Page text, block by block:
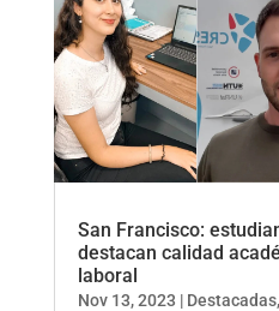
San Francisco:
destacan calidad
laboral
Nov 13, 2023 | Destacadas,